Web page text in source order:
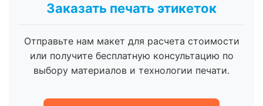
Заказать печать этикеток
Отправьте нам макет для расчета стоимости
или получите бесплатную консультацию по
выбору материалов и технологии печати.